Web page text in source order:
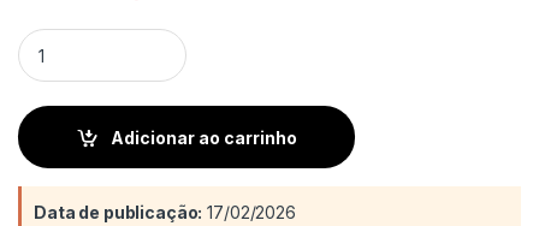
Dentro das pessoas se escondem longas madrugadas
Adicionar ao carrinho
Data de publicação: 17/02/2026